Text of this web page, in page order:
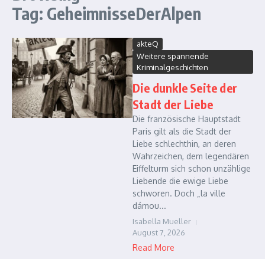
Tag: GeheimnisseDerAlpen
akteQ
Weitere spannende
Kriminalgeschichten
Die dunkle Seite der
Stadt der Liebe
Die französische Hauptstadt
Paris gilt als die Stadt der
Liebe schlechthin, an deren
Wahrzeichen, dem legendären
Eiffelturm sich schon unzählige
Liebende die ewige Liebe
schworen. Doch „la ville
dámou...
Isabella Mueller
August 7, 2026
Read More